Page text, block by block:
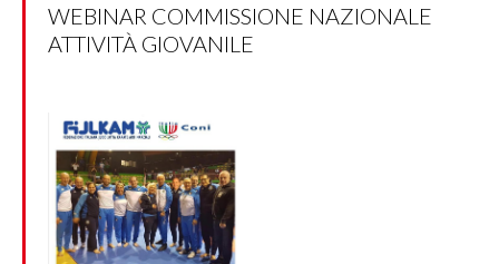
WEBINAR COMMISSIONE NAZIONALE
ATTIVITÀ GIOVANILE